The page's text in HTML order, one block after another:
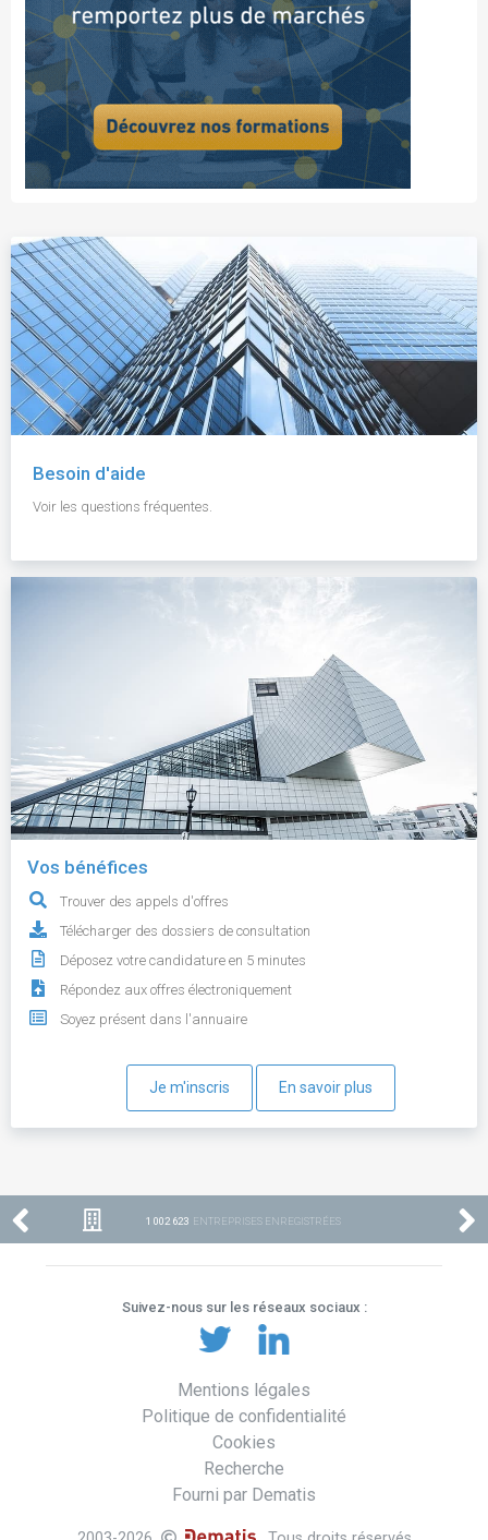
Besoin d'aide
Voir les questions fréquentes.
Vos bénéfices
Trouver des appels d'offres
Télécharger des dossiers de consultation
Déposez votre candidature en 5 minutes
Répondez aux offres électroniquement
Soyez présent dans l'annuaire
Je m'inscris En savoir plus
1 002 623 ENTREPRISES ENREGISTRÉES
Suivez-nous sur les réseaux sociaux :
Mentions légales
Politique de confidentialité
Cookies
Recherche
Fourni par Dematis